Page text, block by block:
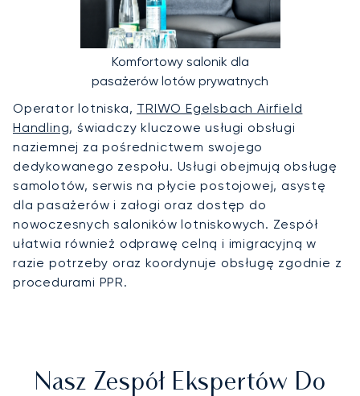
Komfortowy salonik dla
pasażerów lotów prywatnych
Operator lotniska, TRIWO Egelsbach Airfield
Handling, świadczy kluczowe usługi obsługi
naziemnej za pośrednictwem swojego
dedykowanego zespołu. Usługi obejmują obsługę
samolotów, serwis na płycie postojowej, asystę
dla pasażerów i załogi oraz dostęp do
nowoczesnych saloników lotniskowych. Zespół
ułatwia również odprawę celną i imigracyjną w
razie potrzeby oraz koordynuje obsługę zgodnie z
procedurami PPR.
Nasz Zespół Ekspertów Do